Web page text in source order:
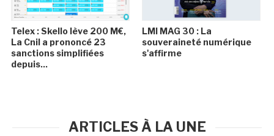
Telex : Skello lève 200 M€,
La Cnil a prononcé 23
sanctions simplifiées
depuis...
LMI MAG 30 : La
souveraineté numérique
s'affirme
ARTICLES À LA UNE